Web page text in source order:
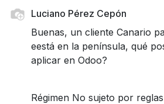
Luciano Pérez Cepón
Buenas, un cliente Canario
eestá en la península, qué
aplicar en Odoo?
Régimen No sujeto por